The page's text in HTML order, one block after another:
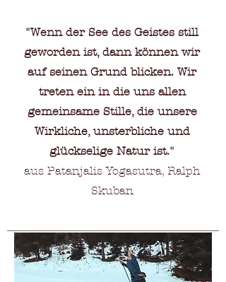
"Wenn der See des Geistes still
geworden ist, dann können wir
auf seinen Grund blicken. Wir
treten ein in die uns allen
gemeinsame Stille, die unsere
Wirkliche, unsterbliche und
glückselige Natur ist."
aus Patanjalis Yogasutra, Ralph
Skuban